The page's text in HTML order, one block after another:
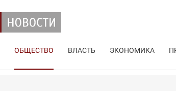
ОБЩЕСТВО ВЛАСТЬ ЭКОНОМИКА